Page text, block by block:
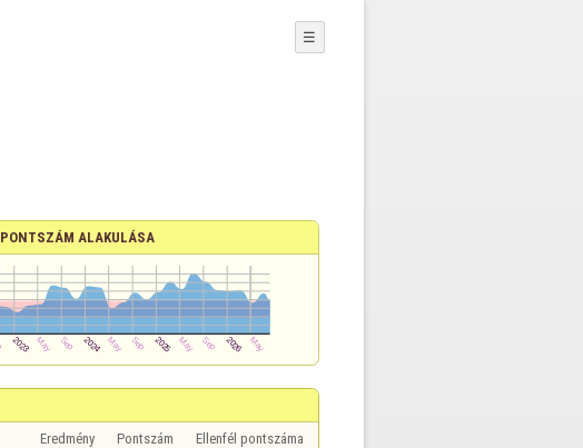
☰
PONTSZÁM ALAKULÁSA
Eredmény Pontszám Ellenfél pontszáma